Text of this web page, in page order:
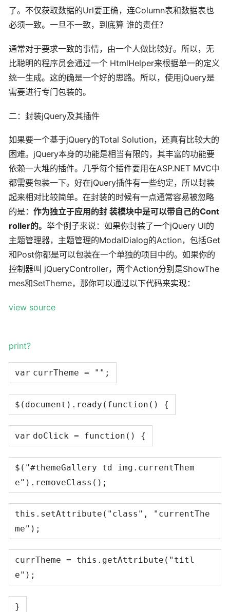
了。不仅获取数据的Url要正确，连Column表和数据表也
必须一致。一旦不一致，到底算 谁的责任？
通常对于要求一致的事情，由一个人做比较好。所以，无
比聪明的程序员会通过一个 HtmlHelper来根据单一的定义
统一生成。这的确是一个好的思路。所以，使用jQuery是
需要进行专门包装的。
二：封装jQuery及其插件
如果要一个基于jQuery的Total Solution，还真有比较大的
困难。jQuery本身的功能是相当有限的，其丰富的功能要
依赖一大堆的插件。几乎每个插件要用在ASP.NET MVC中
都需要包装一下。好在jQuery插件有一些约定，所以封装
起来相对比较简单。在封装的时候有一点通常容易被忽略
的是： 作为独立于应用的封 装模块中是可以带自己的Cont
roller的。 举个例子来说：如果你封装了一个jQuery UI的
主题管理器，主题管理的ModalDialog的Action，包括Get
和Post你都是可以包装在一个单独的项目中的。如果你的
控制器叫 jQueryController，两个Action分别是ShowThe
mes和SetTheme，那你可以通过以下代码来实现：
view source
print?
var currTheme = "" ;
$(document).ready( function () {
var doClick = function () {
$( "#themeGallery td img.currentThem
e" ).removeClass();
this .setAttribute( "class" , "currentThe
me" );
currTheme = this .getAttribute( "titl
e" );
}